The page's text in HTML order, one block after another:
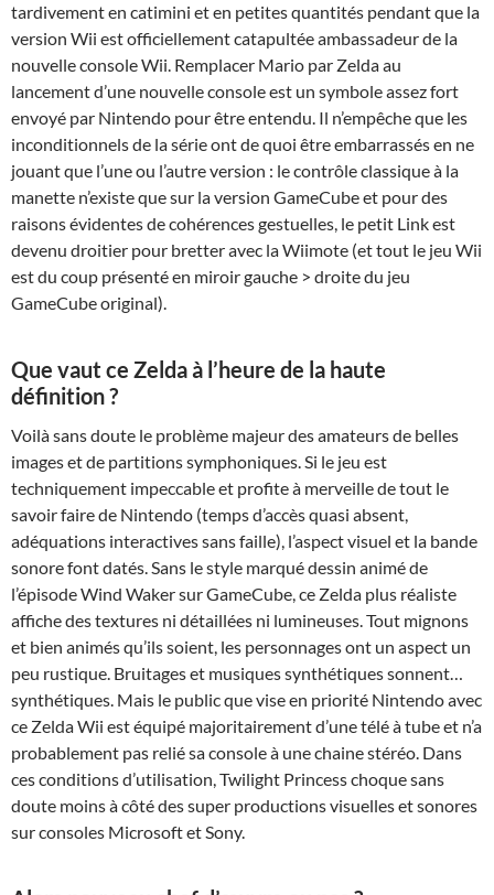
tardivement en catimini et en petites quantités pendant que la
version Wii est officiellement catapultée ambassadeur de la
nouvelle console Wii. Remplacer Mario par Zelda au
lancement d’une nouvelle console est un symbole assez fort
envoyé par Nintendo pour être entendu. Il n’empêche que les
inconditionnels de la série ont de quoi être embarrassés en ne
jouant que l’une ou l’autre version : le contrôle classique à la
manette n’existe que sur la version GameCube et pour des
raisons évidentes de cohérences gestuelles, le petit Link est
devenu droitier pour bretter avec la Wiimote (et tout le jeu Wii
est du coup présenté en miroir gauche > droite du jeu
GameCube original).
Que vaut ce Zelda à l’heure de la haute
définition ?
Voilà sans doute le problème majeur des amateurs de belles
images et de partitions symphoniques. Si le jeu est
techniquement impeccable et profite à merveille de tout le
savoir faire de Nintendo (temps d’accès quasi absent,
adéquations interactives sans faille), l’aspect visuel et la bande
sonore font datés. Sans le style marqué dessin animé de
l’épisode Wind Waker sur GameCube, ce Zelda plus réaliste
affiche des textures ni détaillées ni lumineuses. Tout mignons
et bien animés qu’ils soient, les personnages ont un aspect un
peu rustique. Bruitages et musiques synthétiques sonnent…
synthétiques. Mais le public que vise en priorité Nintendo avec
ce Zelda Wii est équipé majoritairement d’une télé à tube et n’a
probablement pas relié sa console à une chaine stéréo. Dans
ces conditions d’utilisation, Twilight Princess choque sans
doute moins à côté des super productions visuelles et sonores
sur consoles Microsoft et Sony.